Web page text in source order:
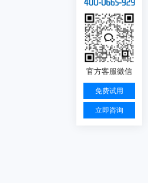
官方客服微信
免费试用
立即咨询